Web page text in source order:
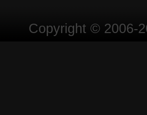
Copyright © 2006-